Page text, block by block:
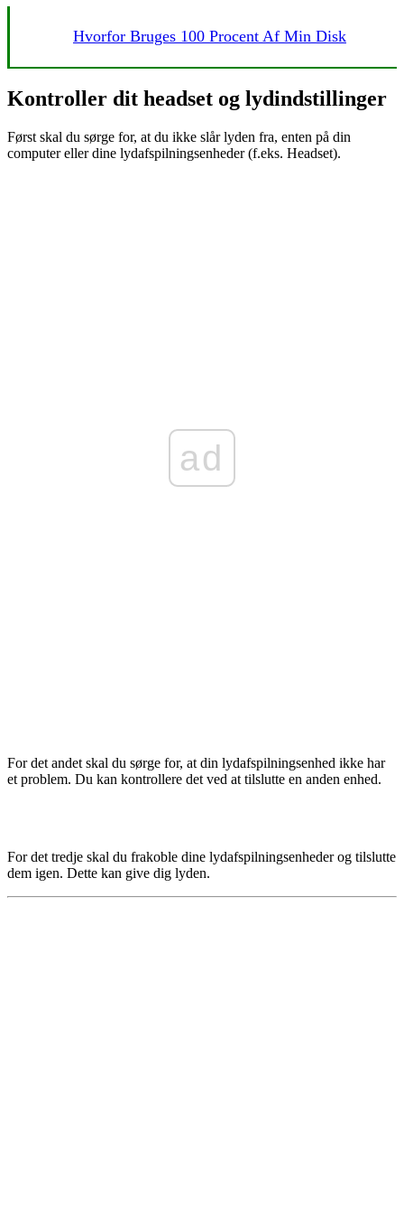
Hvorfor Bruges 100 Procent Af Min Disk
Kontroller dit headset og lydindstillinger
Først skal du sørge for, at du ikke slår lyden fra, enten på din
computer eller dine lydafspilningsenheder (f.eks. Headset).
ad
For det andet skal du sørge for, at din lydafspilningsenhed ikke har
et problem. Du kan kontrollere det ved at tilslutte en anden enhed.
For det tredje skal du frakoble dine lydafspilningsenheder og tilslutte
dem igen. Dette kan give dig lyden.